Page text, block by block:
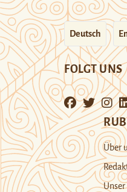
Deutsch
FOLGT UNS
Über
Unser